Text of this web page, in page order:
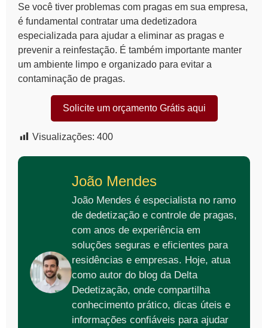
Se você tiver problemas com pragas em sua empresa,
é fundamental contratar uma dedetizadora
especializada para ajudar a eliminar as pragas e
prevenir a reinfestação. É também importante manter
um ambiente limpo e organizado para evitar a
contaminação de pragas.
Solicite um orçamento Grátis aqui
Visualizações: 400
João Mendes
João Mendes é especialista no ramo
de dedetização e controle de pragas,
com anos de experiência em
soluções seguras e eficientes para
residências e empresas. Hoje, atua
como autor do blog da Delta
Dedetização, onde compartilha
conhecimento prático, dicas úteis e
informações confiáveis para ajudar